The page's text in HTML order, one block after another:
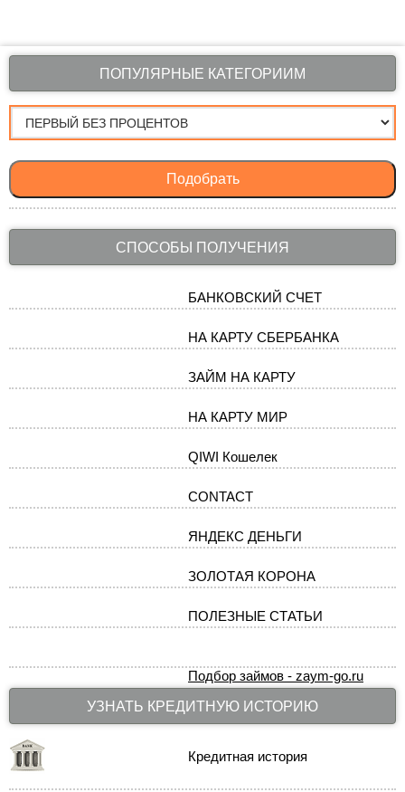
ПОПУЛЯРНЫЕ КАТЕГОРИИМ
Подобрать
СПОСОБЫ ПОЛУЧЕНИЯ
БАНКОВСКИЙ СЧЕТ
НА КАРТУ СБЕРБАНКА
ЗАЙМ НА КАРТУ
НА КАРТУ МИР
QIWI Кошелек
CONTACT
ЯНДЕКС ДЕНЬГИ
ЗОЛОТАЯ КОРОНА
ПОЛЕЗНЫЕ СТАТЬИ
Подбор займов - zaym-go.ru
УЗНАТЬ КРЕДИТНУЮ ИСТОРИЮ
Кредитная история